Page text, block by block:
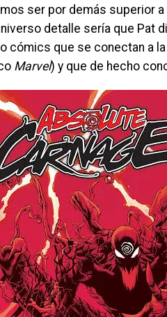
ser por demás superior
detalle sería que Pat
cómics que se conectan a
Marvel) y que de hecho